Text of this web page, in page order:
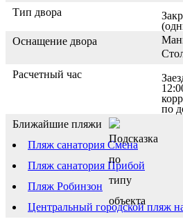
Тип двора
Оснащение двора
Расчетный час
по
Ближайшие пляжи
Пляж санатория Смена
Пляж санатория Прибой
Пляж Робинзон
Центральный городской пляж